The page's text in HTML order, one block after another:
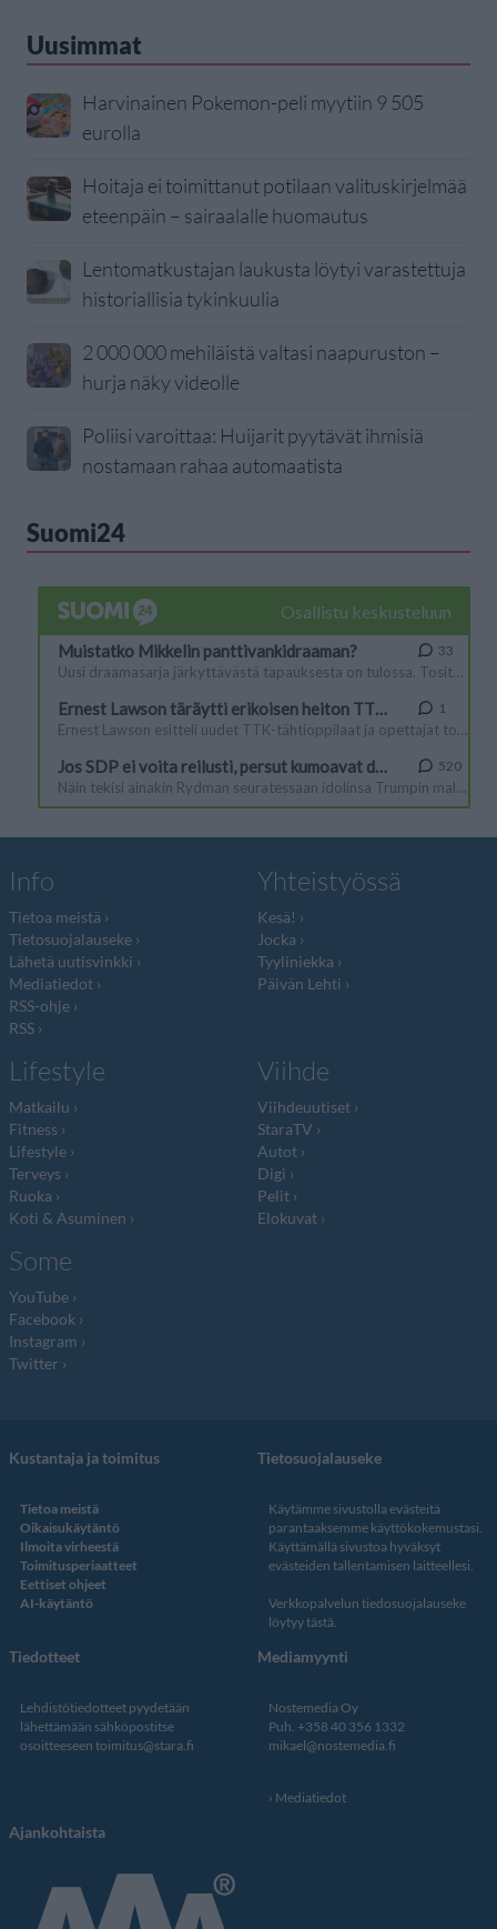
Uusimmat
Harvinainen Pokemon-peli myytiin 9 505
eurolla
Hoitaja ei toimittanut potilaan valituskirjelmää
eteenpäin – sairaalalle huomautus
Lentomatkustajan laukusta löytyi varastettuja
historiallisia tykinkuulia
2 000 000 mehiläistä valtasi naapuruston –
hurja näky videolle
Poliisi varoittaa: Huijarit pyytävät ihmisiä
nostamaan rahaa automaatista
Suomi24
Info
Tietoa meistä
Tietosuojalauseke
Lähetä uutisvinkki
Mediatiedot
RSS-ohje
RSS
Yhteistyössä
Kesä!
Jocka
Tyyliniekka
Päivän Lehti
Lifestyle
Matkailu
Fitness
Lifestyle
Terveys
Ruoka
Koti & Asuminen
Viihde
Viihdeuutiset
StaraTV
Autot
Digi
Pelit
Elokuvat
Some
YouTube
Facebook
Instagram
Twitter
Kustantaja ja toimitus
Tietoa meistä
Oikaisukäytäntö
Ilmoita virheestä
Toimitusperiaatteet
Eettiset ohjeet
AI-käytäntö
Tietosuojalauseke
Käytämme sivustolla evästeitä
parantaaksemme käyttökokemustasi.
Käyttämällä sivustoa hyväksyt
evästeiden tallentamisen laitteellesi.
Verkkopalvelun tiedosuojalauseke
löytyy tästä.
Tiedotteet
Lehdistötiedotteet pyydetään
lähettämään sähköpostitse
osoitteeseen toimitus@stara.fi
Mediamyynti
Nostemedia Oy
Puh. +358 40 356 1332
mikael@nostemedia.fi
Mediatiedot
Ajankohtaista